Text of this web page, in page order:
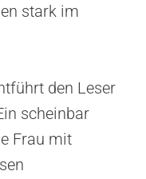
stark im
den Leser
scheinbar
Frau mit